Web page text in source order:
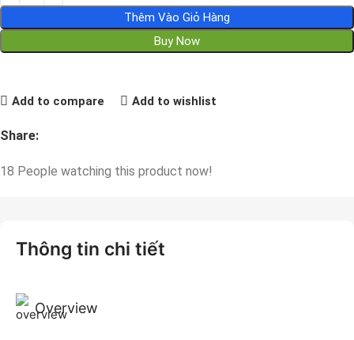
Thêm Vào Giỏ Hàng
Buy Now
Add to compare Add to wishlist
Share:
18 People watching this product now!
Thông tin chi tiết
Overview